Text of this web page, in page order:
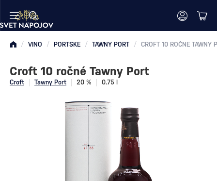
/ VÍNO / PORTSKÉ / TAWNY PORT / CROFT 10 ROČNÉ TAWNY
Croft Tawny Port 20 % 0.75 l
Croft 10 ročné Tawny Port